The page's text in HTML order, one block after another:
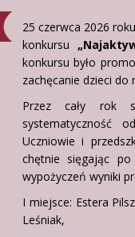
25 czerwca 2026
konkursu
konkursu było
zachęcanie dzieci do
Przez cały rok
systematyczność
Uczniowie i
chętnie sięgając
wypożyczeń wyniki
I miejsce: Estera
Leśniak,